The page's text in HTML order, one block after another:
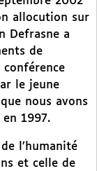
allocution sur
Defrasne a
de
conférence
le jeune
nous avons
en 1997.
l’humanité
et celle de